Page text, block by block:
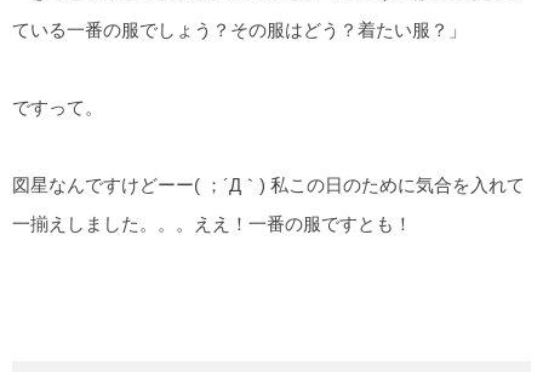
ている一番の服でしょう？その服はどう？着たい服？」
ですって。
図星なんですけどーー( ；´Д｀) 私この日のために気合を入れて
一揃えしました。。。ええ！一番の服ですとも！